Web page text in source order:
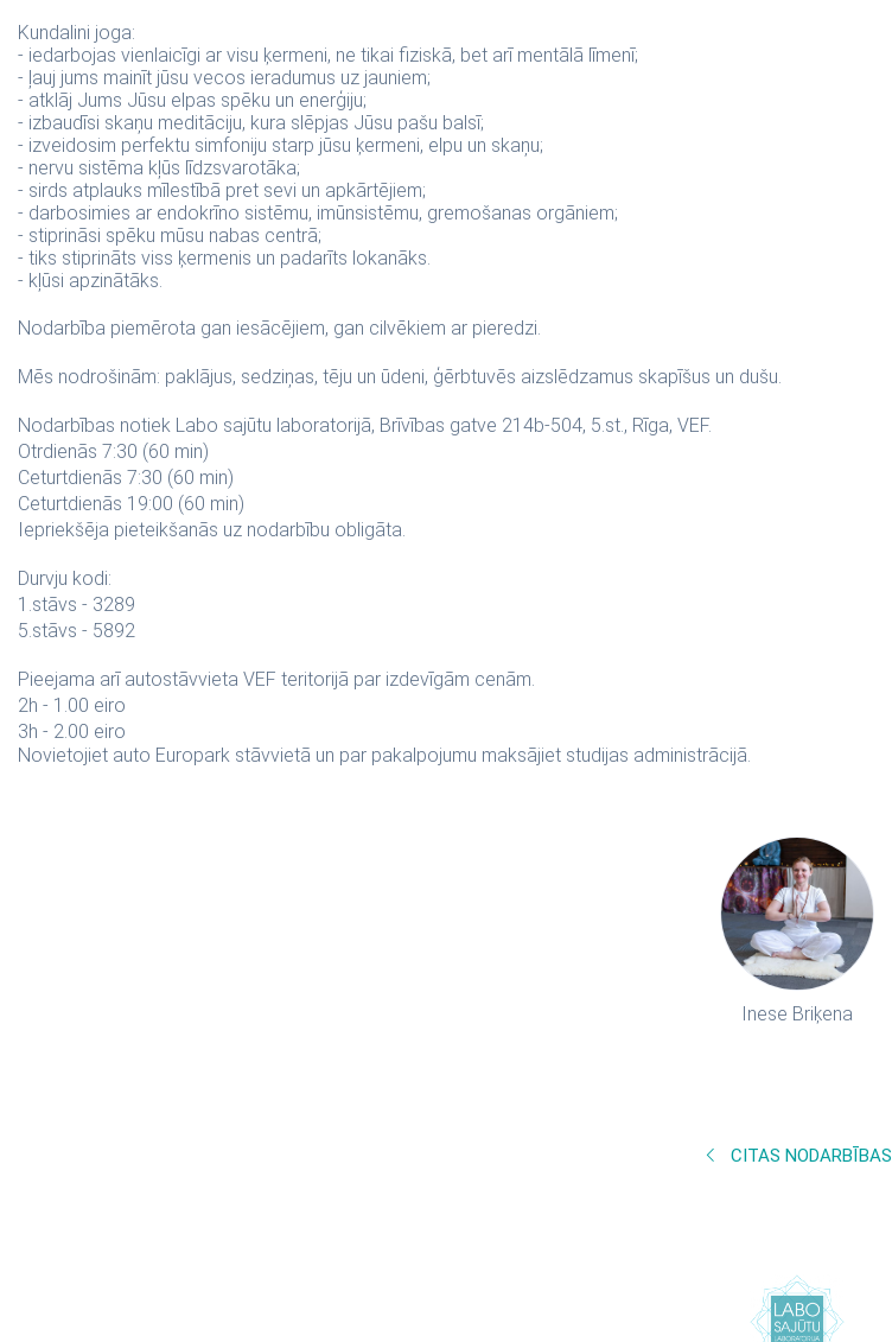
Kundalini joga:
- iedarbojas vienlaicīgi ar visu ķermeni, ne tikai fiziskā, bet arī mentālā līmenī;
- ļauj jums mainīt jūsu vecos ieradumus uz jauniem;
- atklāj Jums Jūsu elpas spēku un enerģiju;
- izbaudīsi skaņu meditāciju, kura slēpjas Jūsu pašu balsī;
- izveidosim perfektu simfoniju starp jūsu ķermeni, elpu un skaņu;
- nervu sistēma kļūs līdzsvarotāka;
- sirds atplauks mīlestībā pret sevi un apkārtējiem;
- darbosimies ar endokrīno sistēmu, imūnsistēmu, gremošanas orgāniem;
- stiprināsi spēku mūsu nabas centrā;
- tiks stiprināts viss ķermenis un padarīts lokanāks.
- kļūsi apzinātāks.
Nodarbība piemērota gan iesācējiem, gan cilvēkiem ar pieredzi.
Mēs nodrošinām: paklājus, sedziņas, tēju un ūdeni, ģērbtuvēs aizslēdzamus skapīšus un dušu.
Nodarbības notiek Labo sajūtu laboratorijā, Brīvības gatve 214b-504, 5.st., Rīga, VEF.
Otrdienās 7:30 (60 min)
Ceturtdienās 7:30 (60 min)
Ceturtdienās 19:00 (60 min)
Iepriekšēja pieteikšanās uz nodarbību obligāta.
Durvju kodi:
1.stāvs - 3289
5.stāvs - 5892
Pieejama arī autostāvvieta VEF teritorijā par izdevīgām cenām.
2h - 1.00 eiro
3h - 2.00 eiro
Novietojiet auto Europark stāvvietā un par pakalpojumu maksājiet studijas administrācijā.
Inese Briķena
CITAS NODARBĪBAS